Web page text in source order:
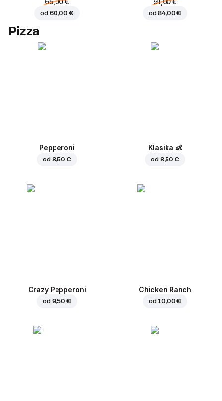
od 60,00 € od84,00 €
Pizza
Pepperoni
od 8,50 €
Klasika 👶
od 8,50 €
Crazy Pepperoni
od 9,50 €
Chicken Ranch
od10,00 €